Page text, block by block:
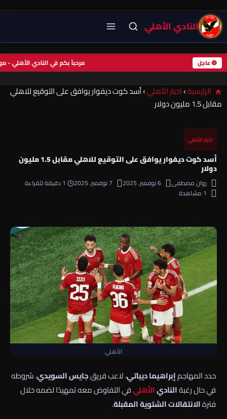
النادي الأهلي
🔴 عاجل مرحباً بكم في النادي الأهلي
الرئيسية›اخبار الأهلي›أسد كوت ديفوار يوافق على التوقيع للاهلي
مقابل 1.5 مليون دولار
اخبار الأهلي
أسد كوت ديفوار يوافق على التوقيع للاهلي مقابل 1.5 مليون
دولار
روان مصطفى 6 نوفمبر، 2025 7 نوفمبر، 2025
1 دقيقة للقراءة
1 مشاهدة
الأهلي
حدد المهاجمإبراهيما ديباتي، لاعب فريقجايس السويدي، شروطه
في حال رغبةالناديالأهليفي التفاوض معه تمهيدًا لضمه خلال
فترةالانتقالات الشتوية المقبلة.